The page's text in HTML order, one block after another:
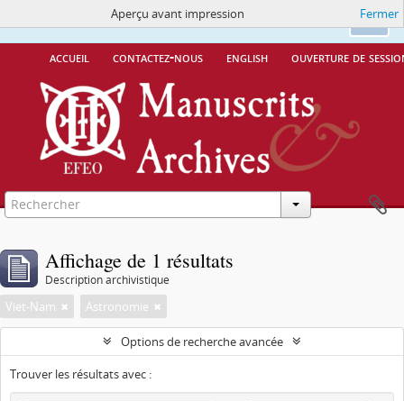
Ok
Ce site utilise des cookiesMore Info.
accueil contactez-nous english ouverture de
Aperçu avant impression Fermer
Affichage de 1 résultats
Description archivistique
Viet-Nam Astronomie
Options de recherche avancée
Trouver les résultats avec :